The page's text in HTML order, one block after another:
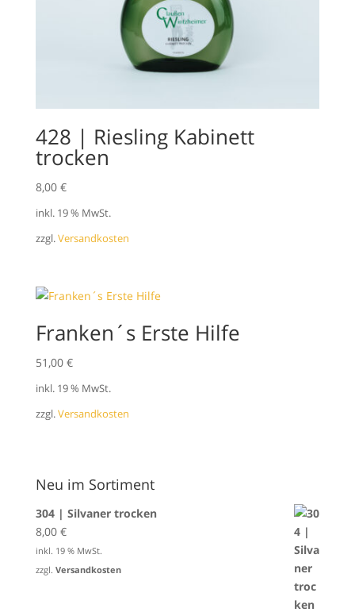
428 | Riesling Kabinett
trocken
8,00 €
inkl. 19 % MwSt.
zzgl.Versandkosten
Franken´s Erste Hilfe
51,00 €
inkl. 19 % MwSt.
zzgl.Versandkosten
Neu im Sortiment
304 | Silvaner trocken
8,00 €
inkl. 19 % MwSt.
zzgl. Versandkosten